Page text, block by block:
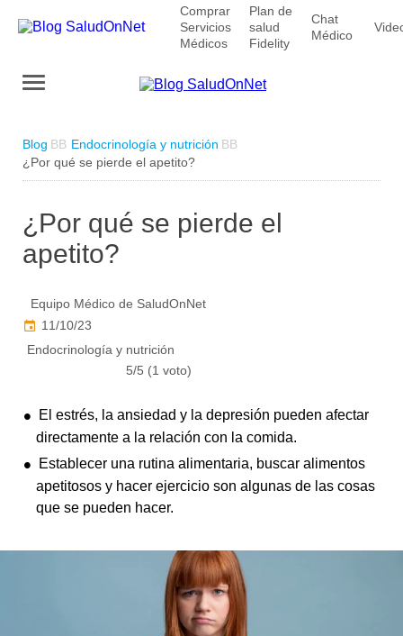
Comprar
Servicios
Médicos
Plan de
salud
Fidelity
Chat
Médico
Blog
Endocrinología y nutrición
¿Por qué se pierde el apetito?
¿Por qué se pierde el
apetito?
Equipo Médico de SaludOnNet
11/10/23
Endocrinología y nutrición
5/5 (1 voto)
El estrés, la ansiedad y la depresión pueden afectar
directamente a la relación con la comida.
Establecer una rutina alimentaria, buscar alimentos
apetitosos y hacer ejercicio son algunas de las cosas
que se pueden hacer.